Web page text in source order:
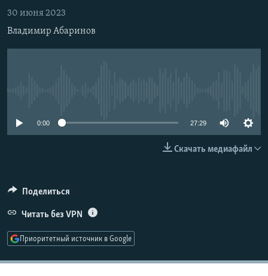
навигации
Вернутся
IDEL.РЕАЛИИ
КАВКАЗ.РЕАЛИИ
ПОДПИШИТЕСЬ НА РАССЫЛКУ
Все сайты РСЕ/РС
30 июня 2023
Владимир Абаринов
0:00 27:29
Скачать медиафайл
Поделиться
Читать без VPN
Приоритетный источник в Google